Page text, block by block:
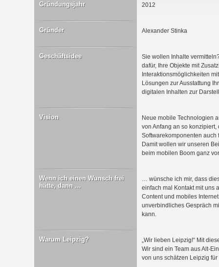
Gründungsjahr 2012
Gründer Alexander Stinka
Geschäftsidee
Sie wollen Inhalte
dafür, Ihre Objekte mit
Interaktionsmöglichkeiten
Lösungen zur Ausstattung
digitalen Inhalten zur
Vision
Neue mobile Technologien
von Anfang an so
Softwarekomponenten
Damit wollen wir unseren
beim mobilen Boom ganz
Wenn ich einen Wunsch frei
hätte, dann …
… wünsche ich mir, dass
einfach mal Kontakt mit uns
Content und mobiles
unverbindliches Gespräch
kann.
Warum Leipzig?
„Wir lieben Leipzig!“ Mit
Wir sind ein Team aus Alt-
von uns schätzen Leipzig